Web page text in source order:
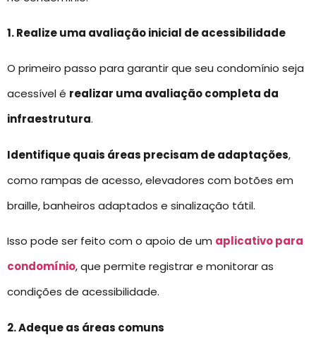
1. Realize uma avaliação inicial de acessibilidade
O primeiro passo para garantir que seu condomínio seja
acessível é realizar uma avaliação completa da
infraestrutura.
Identifique quais áreas precisam de adaptações,
como rampas de acesso, elevadores com botões em
braille, banheiros adaptados e sinalização tátil.
Isso pode ser feito com o apoio de um aplicativo para
condomínio, que permite registrar e monitorar as
condições de acessibilidade.
2. Adeque as áreas comuns